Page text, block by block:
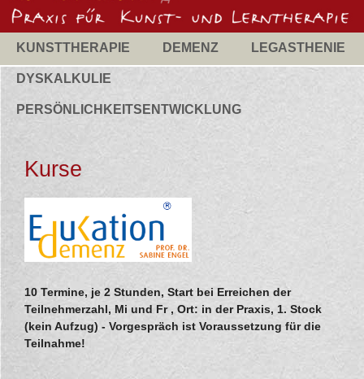
KUNSTTHERAPIE DEMENZ LEGASTHENIE
DYSKALKULIE
PERSÖNLICHKEITSENTWICKLUNG
Kurse
10 Termine, je 2 Stunden, Start bei Erreichen der
Teilnehmerzahl, Mi und Fr , Ort: in der Praxis, 1. Stock
(kein Aufzug) - Vorgespräch ist Voraussetzung für die
Teilnahme!